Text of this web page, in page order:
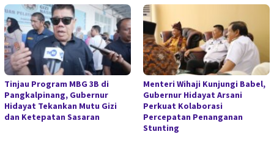
Tinjau Program MBG 3B di
Pangkalpinang, Gubernur
Hidayat Tekankan Mutu Gizi
dan Ketepatan Sasaran
Menteri Wihaji Kunjungi Babel,
Gubernur Hidayat Arsani
Perkuat Kolaborasi
Percepatan Penanganan
Stunting